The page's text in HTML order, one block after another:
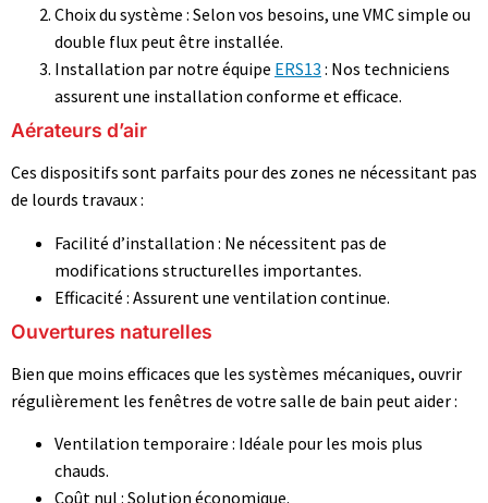
Choix du système : Selon vos besoins, une VMC simple ou
double flux peut être installée.
Installation par notre équipe ERS13 : Nos techniciens
assurent une installation conforme et efficace.
Aérateurs d’air
Ces dispositifs sont parfaits pour des zones ne nécessitant pas
de lourds travaux :
Facilité d’installation : Ne nécessitent pas de
modifications structurelles importantes.
Efficacité : Assurent une ventilation continue.
Ouvertures naturelles
Bien que moins efficaces que les systèmes mécaniques, ouvrir
régulièrement les fenêtres de votre salle de bain peut aider :
Ventilation temporaire : Idéale pour les mois plus
chauds.
Coût nul : Solution économique.